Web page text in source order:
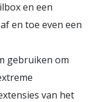
en een
en toe even een
gebruiken om
van het